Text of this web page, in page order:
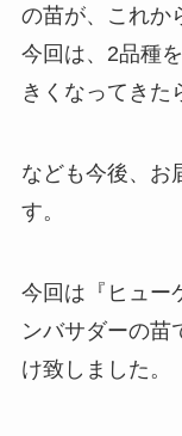
の苗が、これか
今回は、2品種
きくなってきた
なども今後、お
す。
今回は『ヒュー
ンバサダーの苗
け致しました。